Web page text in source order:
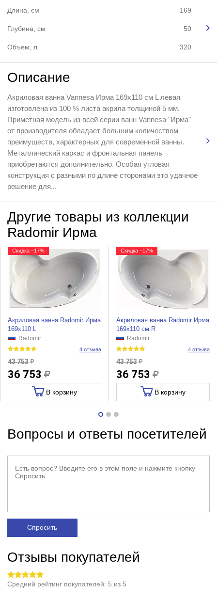
Длина, см 169
Глубина, см 50
Объем, л 320
Описание
Акриловая ванна Vannesa Ирма 169x110 см L левая
изготовлена из 100 % листа акрила толщиной 5 мм.
Приметная модель из всей серии ванн Vannesa "Ирма"
от производителя обладает большим количеством
преимуществ, характерных для современной ванны.
Металлический каркас и фронтальная панель
приобретаются дополнительно. Особая угловая
конструкция с разными по длине сторонами это удачное
решение для...
Другие товары из коллекции
Radomir Ирма
Скидка −17%
Акриловая ванна Radomir Ирма
169х110 L
Radomir
4 отзыва
43 753
36 753
В корзину
Скидка −17%
Акриловая ванна Radomir Ирма
169х110 см R
Radomir
4 отзыва
43 753
36 753
В корзину
Вопросы и ответы посетителей
Спросить
Отзывы покупателей
Средний рейтинг покупателей: 5 из 5